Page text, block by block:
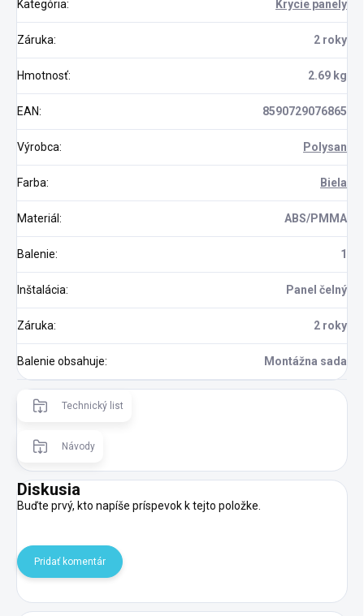
Kategória: Krycie panely
Záruka: 2 roky
Hmotnosť: 2.69 kg
EAN: 8590729076865
Výrobca: Polysan
Farba: Biela
Materiál: ABS/PMMA
Balenie: 1
Inštalácia: Panel čelný
Záruka: 2 roky
Balenie obsahuje: Montážna sada
Technický list
Návody
Diskusia
Buďte prvý, kto napíše príspevok k tejto položke.
Pridať komentár